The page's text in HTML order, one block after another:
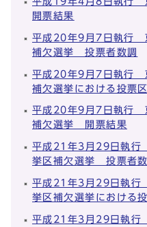
開票結果
平成20年9月7日執行
補欠選挙 投票者数調
平成20年9月7日執行
補欠選挙における投票
平成20年9月7日執行
補欠選挙 開票結果
平成21年3月29日執行
挙区補欠選挙 投票者
平成21年3月29日執行
挙区補欠選挙における
平成21年3月29日執行